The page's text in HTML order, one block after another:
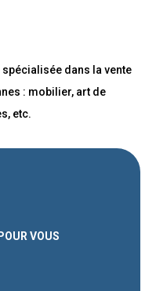
dans la vente
: mobilier, art de
etc.
VOUS